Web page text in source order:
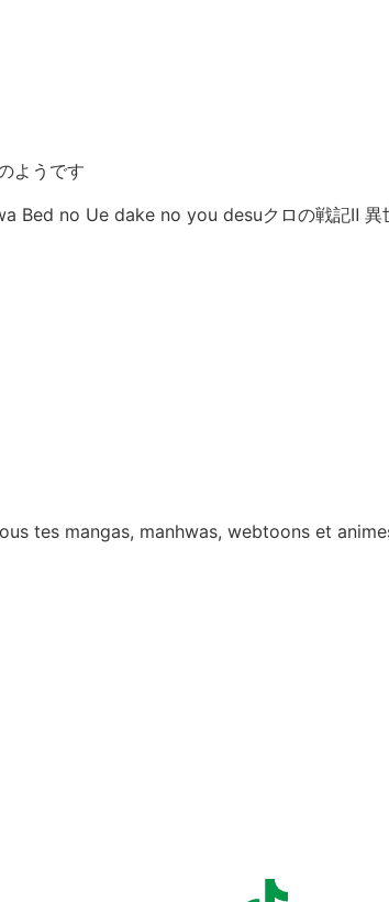
ようです
Bed no Ue dake no you desuクロの戦記Ⅱ
tes mangas, manhwas, webtoons et